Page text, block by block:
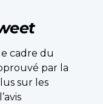
cadre du
par la
sur les